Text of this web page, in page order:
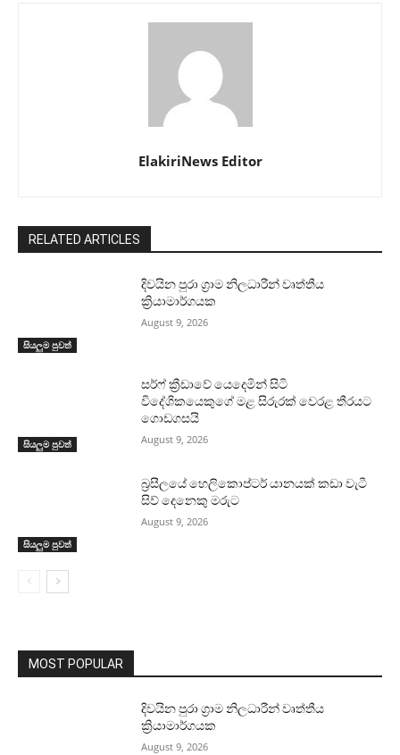
ElakiriNews Editor
RELATED ARTICLES
සියලුම පුවත්
දිවයින පුරා ග්‍රාම නිලධාරීන් වෘත්තීය
ක්‍රියාමාර්ගයක
August 9, 2026
සියලුම පුවත්
සර්ෆ් ක්‍රීඩාවේ යෙදෙමින් සිටි
විදේශිකයෙකුගේ මළ සිරුරක් වෙරළ තීරයට
ගොඩගසයි
August 9, 2026
සියලුම පුවත්
බ්‍රසීලයේ හෙලිකොප්ටර් යානයක් කඩා වැටී
සිව් දෙනෙකු මරුට
August 9, 2026
MOST POPULAR
දිවයින පුරා ග්‍රාම නිලධාරීන් වෘත්තීය
ක්‍රියාමාර්ගයක
August 9, 2026